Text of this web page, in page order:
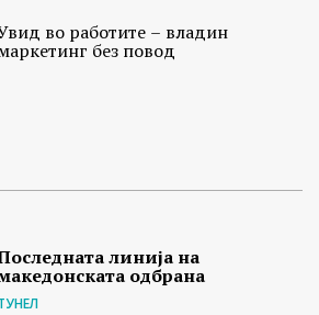
во работите – владин
без повод
линија на
одбрана